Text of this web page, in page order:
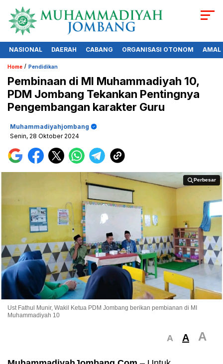
NASIONAL DAERAH CABANG ORGANISASI OTONOM AMAL
Home / Pendidikan
Pembinaan di MI Muhammadiyah 10,
PDM Jombang Tekankan Pentingnya
Pengembangan karakter Guru
Muhammadiyahjombang
Senin, 28 Oktober 2024
Perbesar
Perbesar
Ust Fathul Munir, Wakil Ketua PDM Jombang berikan pembianan di MI
Muhammadiyah 10
A A A